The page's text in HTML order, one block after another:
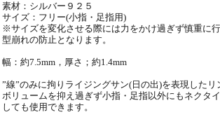
素材：シルバー９２５
サイズ：フリー(小指・足指用)
※サイズを変化させる際には力をかけ過ぎず慎重に
型崩れの防止となります。
幅：約7.5mm，厚さ；約1.4mm
”線”のみに拘りライジングサン(日の出)を表現したリ
ボリュームを抑え過ぎず小指・足指以外にもネクタ
しても使用できます。